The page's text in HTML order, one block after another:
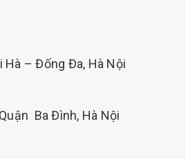
Hà – Đống Đa, Hà Nội
Ba Đình, Hà Nội